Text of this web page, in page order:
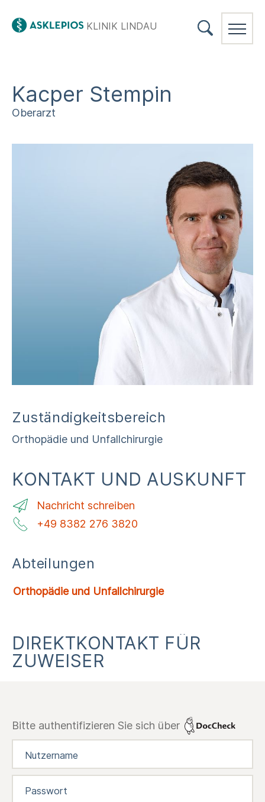
KLINIK LINDAU
Kacper Stempin
Oberarzt
Zuständigkeitsbereich
Orthopädie und Unfallchirurgie
KONTAKT UND AUSKUNFT
Nachricht schreiben
+49 8382 276 3820
Abteilungen
Orthopädie und Unfallchirurgie
DIREKTKONTAKT FÜR
ZUWEISER
Bitte authentifizieren Sie sich über